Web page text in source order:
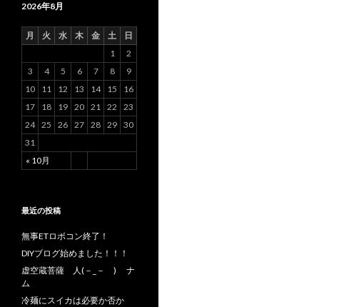
2026年8月
月 火 水 木 金 土 日
« 10月
1
2
3
4 5 6 7 8
9
10
11 12 13 14 15
16
17
18 19 20 21 22
23
24 25 26 27 28 29 30
31
最近の投稿
無事ETロボコン終了！
DIYブログ始めました！！！
虚空蔵菩薩 人(－_－ ) ナ
ム
冷麺にスイカは必要か否か